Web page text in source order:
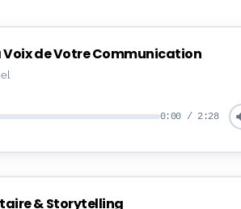
Voix de Votre Communication
0:00 / 2:28
& Storytelling